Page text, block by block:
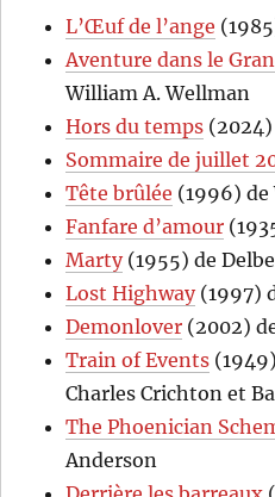
L’Œuf de l’ange
Aventure dans le
William A. Wellman
Hors du temps (2024)
Sommaire de juillet
Tête brûlée (1996) de
Fanfare d’amour
Marty(1955) de
Lost Highway(1997)
Demonlover (2002)
Train of Events
Charles Crichton et
The Phoenician
Anderson